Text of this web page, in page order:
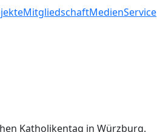
MitgliedschaftMedienService
Katholikentag in Würzburg.